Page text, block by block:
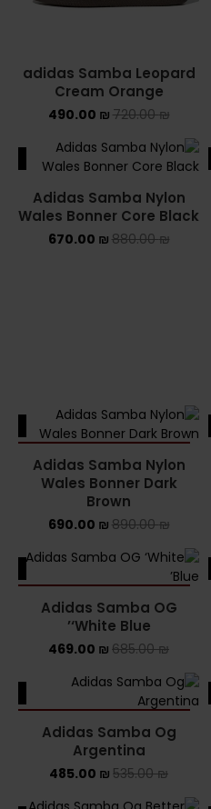
adidas Samba Leopard
Cream Orange
720.00₪
490.00 ₪
SALE
Adidas Samba Nylon
Wales Bonner Core Black
880.00₪
670.00 ₪
Adidas Samba Nylon
Wales Bonner Dark
Brown
890.00₪
690.00 ₪
SALE
Adidas Samba OG
‘White Blue’
685.00₪
469.00 ₪
SALE
Adidas Samba Og
Argentina
535.00₪
485.00 ₪